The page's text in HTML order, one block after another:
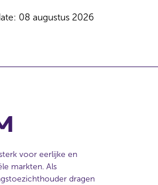
e
08 augustus 2026
voor eerlijke en
markten. Als
dragen